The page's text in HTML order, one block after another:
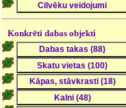
Konkrēti dabas objekti